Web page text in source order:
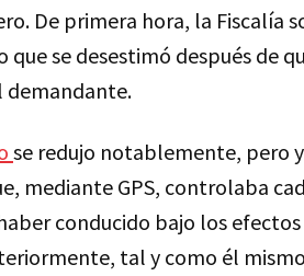
De primera hora, la Fiscalía
se desestimó después de
demandante.
se redujo notablemente, pero
mediante GPS, controlaba
conducido bajo los
tal y como él